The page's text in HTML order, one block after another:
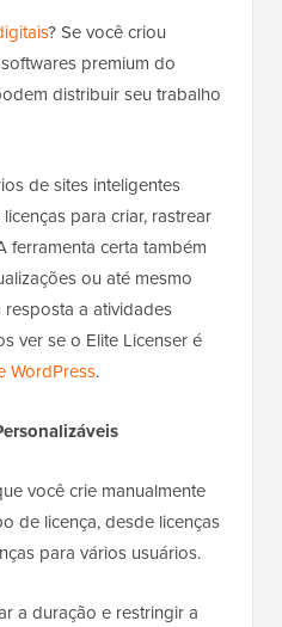
? Se você criou
premium do
distribuir seu trabalho
de sites inteligentes
para criar, rastrear
ferramenta certa também
ou até mesmo
resposta a atividades
ver se o Elite Licenser é
WordPress.
você crie manualmente
de licença, desde licenças
para vários usuários.
a duração e restringir a